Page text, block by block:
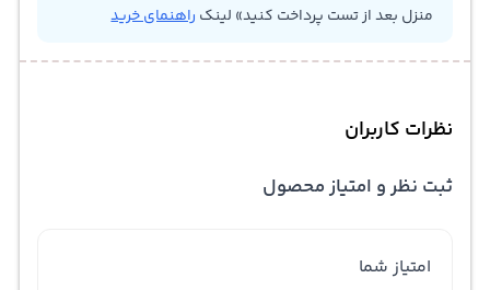
منزل بعد از تست پرداخت کنید» لینک راهنمای خرید
نظرات کاربران
ثبت نظر و امتیاز محصول
امتیاز شما